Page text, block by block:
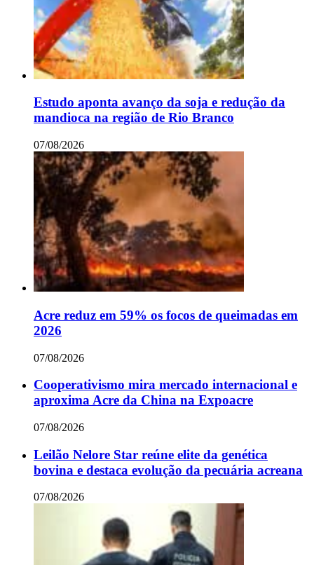
Estudo aponta avanço da soja e redução da
mandioca na região de Rio Branco
07/08/2026
Acre reduz em 59% os focos de queimadas em
2026
07/08/2026
Cooperativismo mira mercado internacional e
aproxima Acre da China na Expoacre
07/08/2026
Leilão Nelore Star reúne elite da genética
bovina e destaca evolução da pecuária acreana
07/08/2026